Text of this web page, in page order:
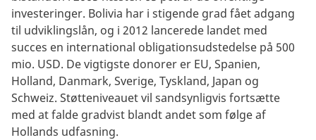
investeringer. Bolivia har i stigende grad fået adgang
til udviklingslån, og i 2012 lancerede landet med
succes en international obligationsudstedelse på 500
mio. USD. De vigtigste donorer er EU, Spanien,
Holland, Danmark, Sverige, Tyskland, Japan og
Schweiz. Støtteniveauet vil sandsynligvis fortsætte
med at falde gradvist blandt andet som følge af
Hollands udfasning.